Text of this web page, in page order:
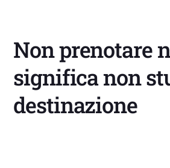
Non prenotare
significa non
destinazione